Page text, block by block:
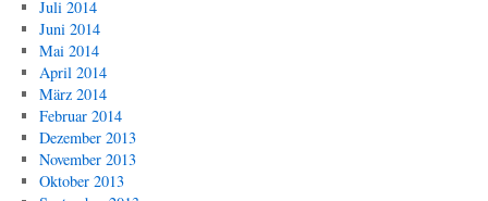
Juli 2014
Juni 2014
Mai 2014
April 2014
März 2014
Februar 2014
Dezember 2013
November 2013
Oktober 2013